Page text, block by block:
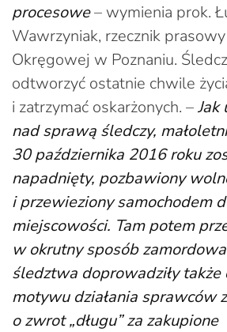
procesowe– wymienia prok.
Wawrzyniak, rzecznik
Okręgowej w Poznaniu.
odtworzyć ostatnie chwile
i zatrzymać oskarżonych. –Jak
nad sprawą śledczy,
30 października 2016 roku
napadnięty, pozbawiony
i przewieziony samochodem
miejscowości. Tam potem
w okrutny sposób
śledztwa doprowadziły
motywu działania sprawców
o zwrot „długu” za zakupione